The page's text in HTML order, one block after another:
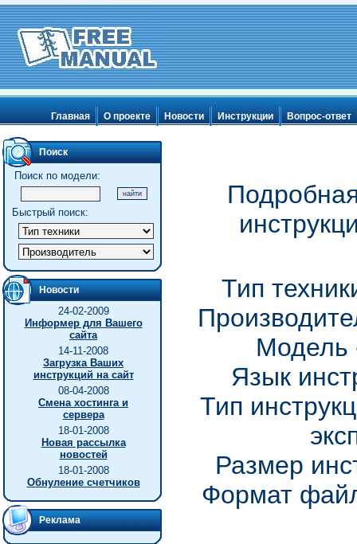
Главная О проекте Новости Инструкции Вопрос-ответ
Поиск
Поиск по модели:
Быстрый поиск:
Новости
24-02-2009
Информер для Вашего
сайта
14-11-2008
Загрузка Ваших
инструкций на сайт
08-04-2008
Смена хостинга и
сервера
18-01-2008
Новая рассылка
новостей
18-01-2008
Обнуление счетчиков
Реклама
Тип
Модель
Язык
Тип
Размер
Формат